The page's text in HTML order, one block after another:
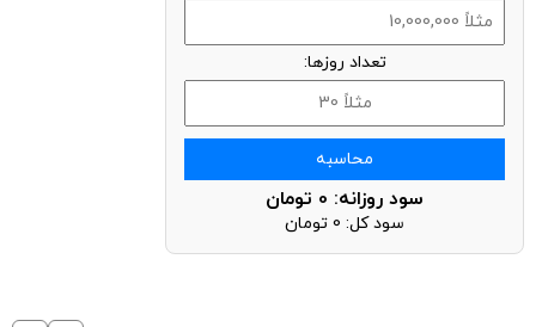
تعداد روزها:
محاسبه
سود روزانه: 0 تومان
سود کل: 0 تومان